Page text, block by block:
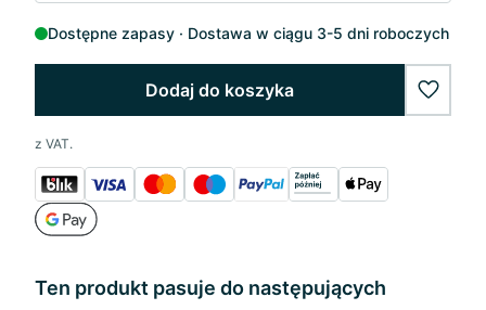
Dostępne zapasy Dostawa w ciągu 3-5 dni roboczych
Dodaj do koszyka
z VAT.
Ten produkt pasuje do następujących